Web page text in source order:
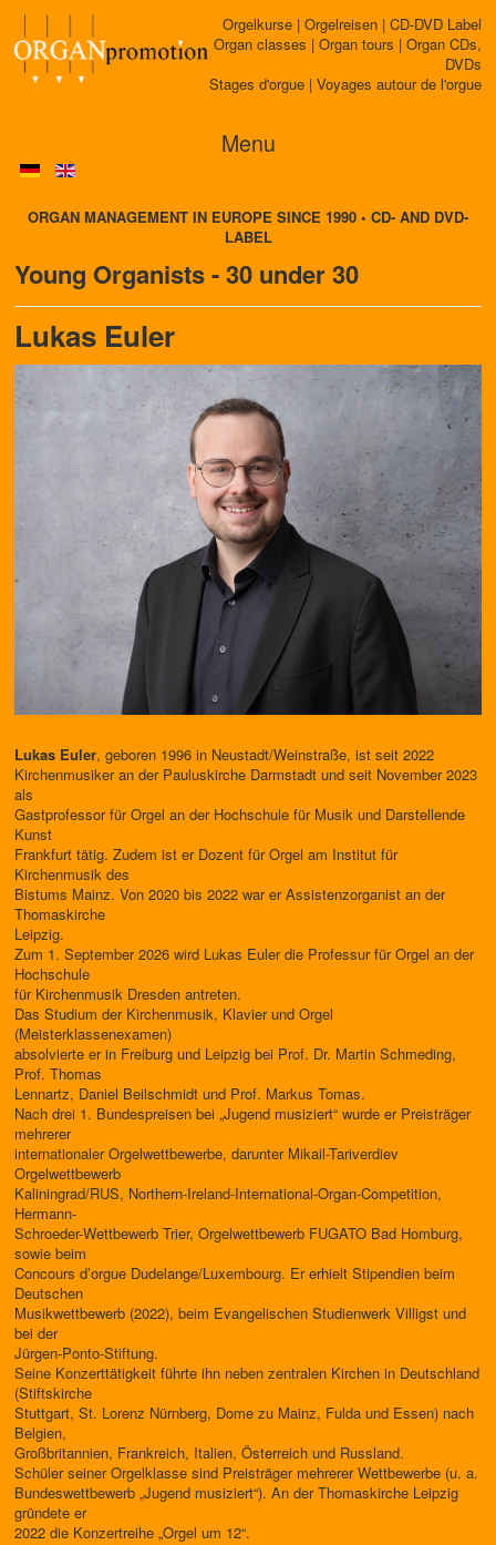
Orgelkurse | Orgelreisen | CD-DVD Label
Organ classes | Organ tours | Organ CDs,
DVDs
Stages d'orgue | Voyages autour de l'orgue
Menu
ORGAN MANAGEMENT IN EUROPE SINCE 1990 • CD- AND DVD-
LABEL
Young Organists - 30 under 30
Lukas Euler
Lukas Euler, geboren 1996 in Neustadt/Weinstraße, ist seit 2022
Kirchenmusiker an der Pauluskirche Darmstadt und seit November 2023
als
Gastprofessor für Orgel an der Hochschule für Musik und Darstellende
Kunst
Frankfurt tätig. Zudem ist er Dozent für Orgel am Institut für
Kirchenmusik des
Bistums Mainz. Von 2020 bis 2022 war er Assistenzorganist an der
Thomaskirche
Leipzig.
Zum 1. September 2026 wird Lukas Euler die Professur für Orgel an der
Hochschule
für Kirchenmusik Dresden antreten.
Das Studium der Kirchenmusik, Klavier und Orgel
(Meisterklassenexamen)
absolvierte er in Freiburg und Leipzig bei Prof. Dr. Martin Schmeding,
Prof. Thomas
Lennartz, Daniel Beilschmidt und Prof. Markus Tomas.
Nach drei 1. Bundespreisen bei „Jugend musiziert“ wurde er Preisträger
mehrerer
internationaler Orgelwettbewerbe, darunter Mikail-Tariverdiev
Orgelwettbewerb
Kaliningrad/RUS, Northern-Ireland-International-Organ-Competition,
Hermann-
Schroeder-Wettbewerb Trier, Orgelwettbewerb FUGATO Bad Homburg,
sowie beim
Concours d’orgue Dudelange/Luxembourg. Er erhielt Stipendien beim
Deutschen
Musikwettbewerb (2022), beim Evangelischen Studienwerk Villigst und
bei der
Jürgen-Ponto-Stiftung.
Seine Konzerttätigkeit führte ihn neben zentralen Kirchen in Deutschland
(Stiftskirche
Stuttgart, St. Lorenz Nürnberg, Dome zu Mainz, Fulda und Essen) nach
Belgien,
Großbritannien, Frankreich, Italien, Österreich und Russland.
Schüler seiner Orgelklasse sind Preisträger mehrerer Wettbewerbe (u. a.
Bundeswettbewerb „Jugend musiziert“). An der Thomaskirche Leipzig
gründete er
2022 die Konzertreihe „Orgel um 12“.